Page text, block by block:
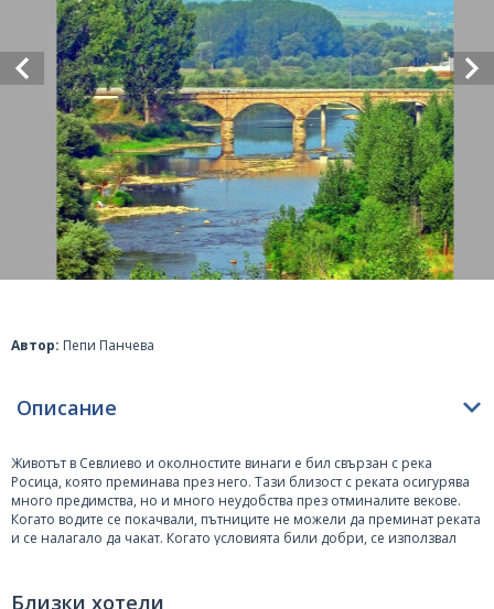
Автор: Пепи Панчева
Описание
Животът в Севлиево и околностите винаги е бил свързан с река
Росица, която преминава през него. Тази близост с реката осигурява
много предимства, но и много неудобства през отминалите векове.
Когато водите се покачвали, пътниците не можели да преминат реката
и се налагало да чакат. Когато условията били добри, се използвал
Близки хотели